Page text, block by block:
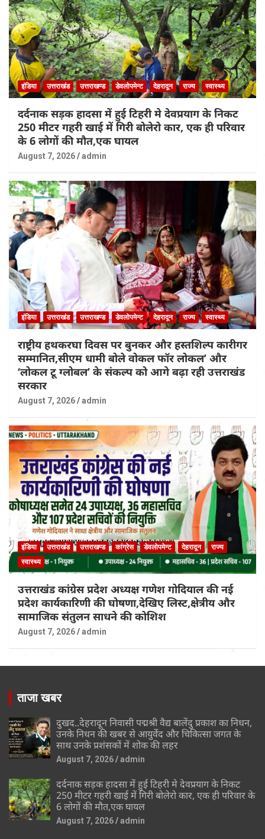
इंडिया उत्तराखंड उत्तराखण्ड डेवलोपमेन्ट देहरादून राज्य स्वास्थ्य
दर्दनाक सड़क हादसा में हुई टिहरी मे देवप्रयाग के निकट
250 मीटर गहरी खाई में गिरी बोलेरो कार, एक ही परिवार
के 6 लोगों की मौत,एक घायल
August 7, 2026 admin
इंडिया उत्तराखंड उत्तराखण्ड डेवलोपमेन्ट देहरादून राज्य स्वास्थ्य
राष्ट्रीय हथकरघा दिवस पर बुनकर और हस्तशिल्प कारीगर
सम्मानित,सीएम धामी बोले वोकल फॉर लोकल’ और
‘लोकल टू ग्लोबल’ के संकल्प को आगे बढ़ा रही उत्तराखंड
सरकार
August 7, 2026 admin
इंडिया उत्तराखंड उत्तराखण्ड कांग्रेस डेवलोपमेन्ट देहरादून
राज्य
स्वास्थ्य
उत्तराखंड कांग्रेस प्रदेश अध्यक्ष गणेश गोदियाल की नई
प्रदेश कार्यकारिणी की घोषणा,देखिए लिस्ट,क्षेत्रीय और
सामाजिक संतुलन साधने की कोशिश
August 7, 2026 admin
ताजा खबर
दुखद..देहरादून निवासी पद्मश्री वैद्य बालेंदु प्रकाश का निधन,
उनके निधन की खबर से आयुर्वेद और चिकित्सा जगत के
साथ उनके प्रशंसकों में शोक की लहर
August 7, 2026 admin
दर्दनाक सड़क हादसा में हुई टिहरी मे देवप्रयाग के निकट
250 मीटर गहरी खाई में गिरी बोलेरो कार, एक ही परिवार के
6 लोगों की मौत,एक घायल
August 7, 2026 admin